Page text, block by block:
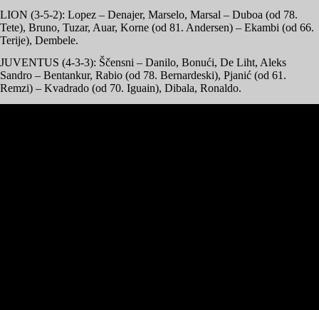
LION (3-5-2): Lopez – Denajer, Marselo, Marsal – Duboa (od 78.
Tete), Bruno, Tuzar, Auar, Korne (od 81. Andersen) – Ekambi (od 66.
Terije), Dembele.
JUVENTUS (4-3-3): Ščensni – Danilo, Bonući, De Liht, Aleks
Sandro – Bentankur, Rabio (od 78. Bernardeski), Pjanić (od 61.
Remzi) – Kvadrado (od 70. Iguain), Dibala, Ronaldo.